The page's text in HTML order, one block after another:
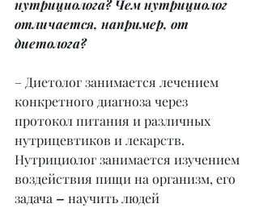
нутрициолога? Чем нутрициолог
отличается, например, от
диетолога?
– Диетолог занимается лечением
конкретного диагноза через
протокол питания и различных
нутрицевтиков и лекарств.
Нутрициолог занимается изучением
воздействия пищи на организм, его
задача – научить людей